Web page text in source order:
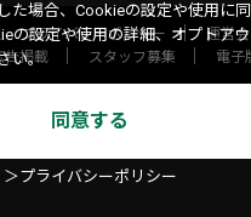
プライバシーポリシー
運営
告掲載 スタッフ募集
電子
ASCII Research Laboratories, Inc.
た場合、Cookieの設定や使用に
の設定や使用の詳細、オプトア
い。
同意する
＞プライバシーポリシー